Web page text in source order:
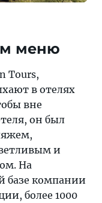
меню
Tours,
в отелях
вне
он был
и
На
базе компании
более 1000